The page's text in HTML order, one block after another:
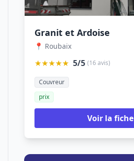
Granit et Ardoise
📍 Roubaix
★★★★★ 5/5 (16 avis)
Couvreur
prix
Voir la fiche